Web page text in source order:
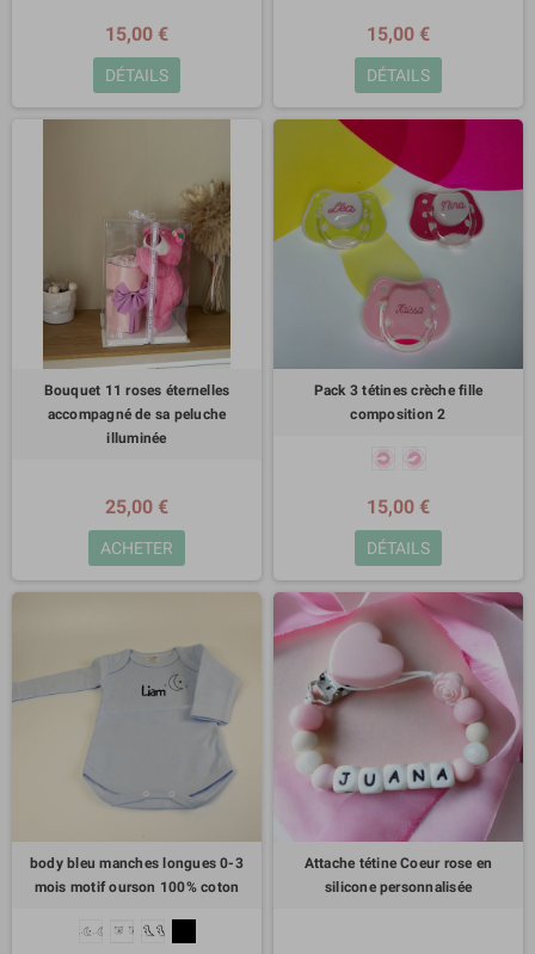
15,00 €
DÉTAILS
15,00 €
DÉTAILS
Bouquet 11 roses éternelles
accompagné de sa peluche
illuminée
25,00 €
ACHETER
Pack 3 tétines crèche fille
composition 2
15,00 €
DÉTAILS
body bleu manches longues 0-3
mois motif ourson 100% coton
Attache tétine Coeur rose en
silicone personnalisée